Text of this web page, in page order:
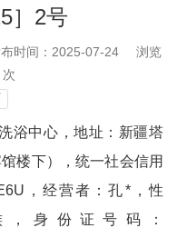
］2号
时间：2025-07-24
浏览
次
浴中心，地址：新疆塔
楼下），统一社会信用
，经营者：孔*，性
身份证号码：